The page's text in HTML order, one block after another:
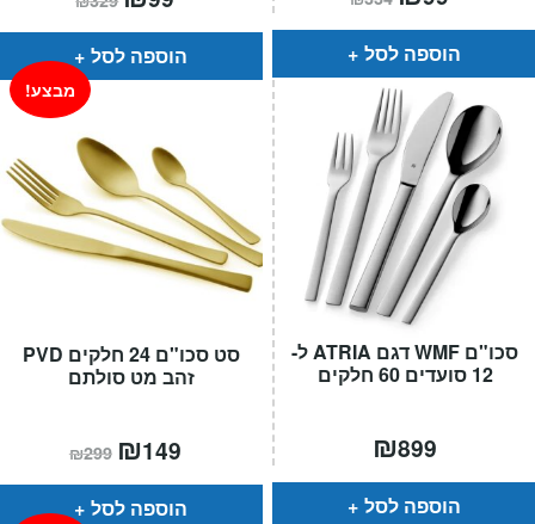
המקורי
היה:
₪329.
הוא:
הוספה לסל
המקורי
היה:
₪334.
הוא:
הוספה לסל
סט סכו"ם 24 חלקים PVD
זהב מט סולתם
מבצע!
₪299 המחיר
המקורי
היה:
₪299.
₪149
הוא:
הוספה לסל
סכו"ם WMF דגם ATRIA ל-
12 סועדים 60 חלקים
₪899
הוספה לסל